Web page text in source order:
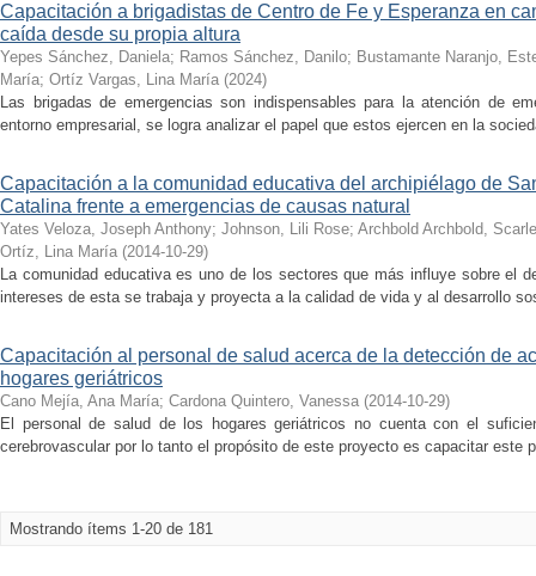
Capacitación a brigadistas de Centro de Fe y Esperanza en
caída desde su propia altura
Yepes Sánchez, Daniela; Ramos Sánchez, Danilo; Bustamante Naranjo,
María; Ortíz Vargas, Lina María (2024)
Las brigadas de emergencias son indispensables para la atención de
entorno empresarial, se logra analizar el papel que estos ejercen en la
Capacitación a la comunidad educativa del archipiélago de
Catalina frente a emergencias de causas natural
Yates Veloza, Joseph Anthony; Johnson, Lili Rose; Archbold Archbold,
Ortíz, Lina María (2014-10-29)
La comunidad educativa es uno de los sectores que más influye sobre el
intereses de esta se trabaja y proyecta a la calidad de vida y al desarrollo
Capacitación al personal de salud acerca de la detección de
hogares geriátricos
Cano Mejía, Ana María; Cardona Quintero, Vanessa (2014-10-29)
El personal de salud de los hogares geriátricos no cuenta con el
cerebrovascular por lo tanto el propósito de este proyecto es capacitar este
Mostrando ítems 1-20 de 181